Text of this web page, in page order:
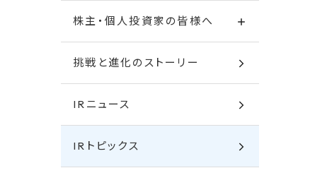
株主・個人投資家の皆様へ
挑戦と進化のストーリー
IRニュース
IRトピックス